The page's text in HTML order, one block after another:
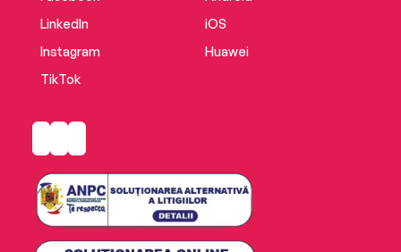
LinkedIn
Instagram
TikTok
iOS
Huawei